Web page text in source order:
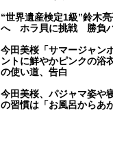
“世界遺産検定1級”鈴木
へ ホラ貝に挑戦 勝負パ
今田美桜「サマージャン
ントに鮮やかピンクの
の使い道、告白
今田美桜、パジャマ姿
の習慣は「お風呂からあ